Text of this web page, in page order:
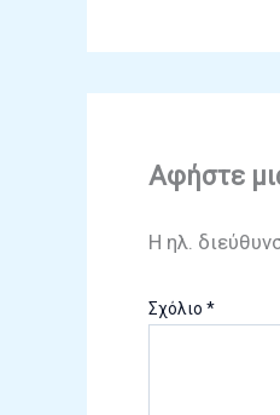
Αφήστε
Η ηλ.
Σχόλιο *